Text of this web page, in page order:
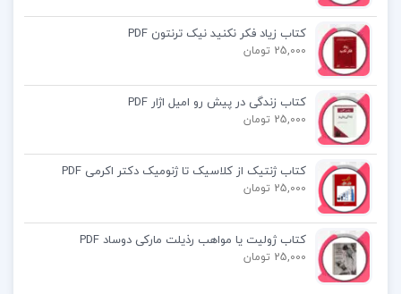
فصل دوم: کوچکترین مضرب مشترک بزرگترین
مقسوم علیه مشترک
فصل سوم: اعداد اول اعداد مرکب
و …
نظریه اعداد مریم میرزاخانی
دانلود کتاب نظریه اعداد مریم میرزاخانی
بهترین کتاب نظریه اعداد
کتاب زیاد فکر نکنید نیک ترنتون PDF
25,000 تومان
کتاب زندگی در پیش رو امیل اژار PDF
25,000 تومان
کتاب ژنتیک از کلاسیک تا ژنومیک دکتر اکرمی PDF
25,000 تومان
کتاب ژولیت یا مواهب رذیلت مارکی دوساد PDF
25,000 تومان